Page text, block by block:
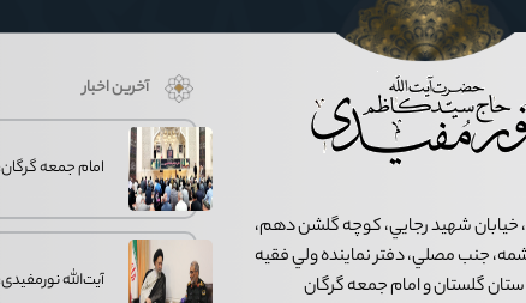
خيابان شهيد رجايي، کوچه گلشن دهم،
جنب مصلي، دفتر نماينده ولي فقيه
گلستان و امام جمعه گرگان
آخرین اخبار
امام جمعه
آیت‌الله